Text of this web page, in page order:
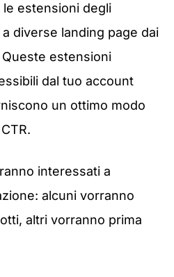
estensioni degli
diverse landing page dai
estensioni
dal tuo account
un ottimo modo
interessati a
alcuni vorranno
altri vorranno prima